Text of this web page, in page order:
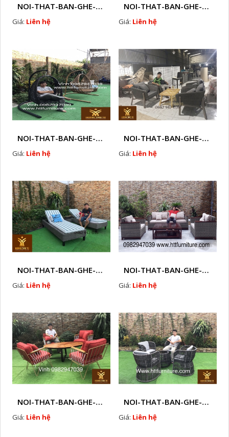
NOI-THAT-BAN-GHE-SOFA-GHE-CAFE-MAY-NHUA-NGOAI-TROI-Q39
Giá: Liên hệ
NOI-THAT-BAN-GHE-SOFA-GHE-CAFE-MAY-NHUA-NGOAI-TROI-Q40
Giá: Liên hệ
NOI-THAT-BAN-GHE-SOFA-GHE-CAFE-MAY-NHUA-NGOAI-TROI-Q41
Giá: Liên hệ
NOI-THAT-BAN-GHE-SOFA-GHE-CAFE-MAY-NHUA-NGOAI-TROI-Q42
Giá: Liên hệ
NOI-THAT-BAN-GHE-SOFA-GHE-CAFE-MAY-NHUA-NGOAI-TROI-Q43
Giá: Liên hệ
NOI-THAT-BAN-GHE-SOFA-GHE-CAFE-MAY-NHUA-NGOAI-TROI-Q44
Giá: Liên hệ
NOI-THAT-BAN-GHE-SOFA-GHE-CAFE-MAY-NHUA-NGOAI-TROI-Q45
Giá: Liên hệ
NOI-THAT-BAN-GHE-SOFA-GHE-CAFE-MAY-NHUA-NGOAI-TROI-Q46
Giá: Liên hệ